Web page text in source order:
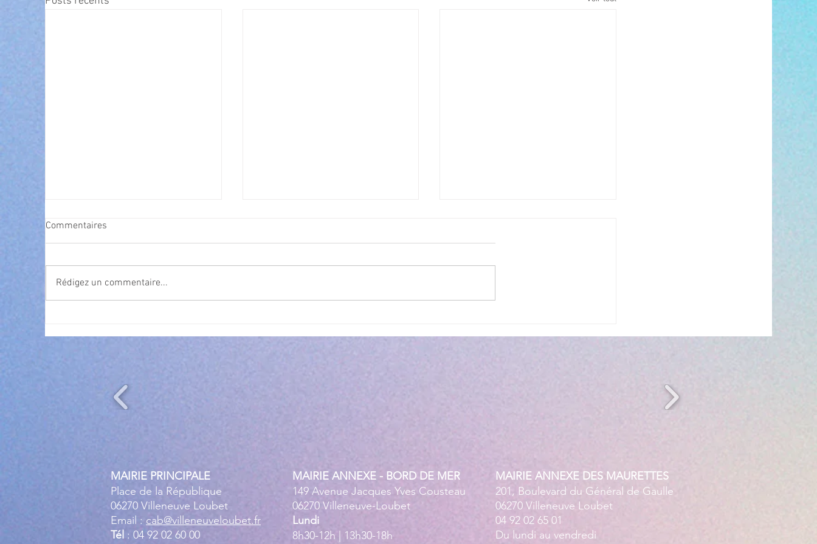
Villeneuve Loubet ! ☀️🎤
Commentaires
Rédigez un commentaire...
MAIRIE PRINCIPALE
Place de la République
06270 Villeneuve Loubet
Email : cab@villeneuveloubet.fr
Tél : 04 92 02 60 00
MAIRIE ANNEXE - BORD DE MER
149 Avenue Jacques Yves Cousteau
06270 Villeneuve-Loubet
Lundi
8h30-12h | 13h30-18h
MAIRIE ANNEXE DES MAURETTES
201, Boulevard du Général de Gaulle
06270 Villeneuve Loubet
04 92 02 65 01
Du lundi au vendredi